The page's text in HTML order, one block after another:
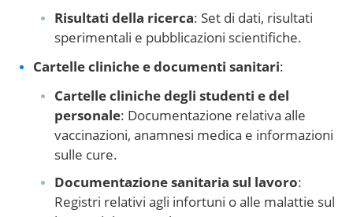
Risultati della ricerca: Set di dati, risultati
sperimentali e pubblicazioni scientifiche.
Cartelle cliniche e documenti sanitari:
Cartelle cliniche degli studenti e del
personale: Documentazione relativa alle
vaccinazioni, anamnesi medica e informazioni
sulle cure.
Documentazione sanitaria sul lavoro:
Registri relativi agli infortuni o alle malattie sul